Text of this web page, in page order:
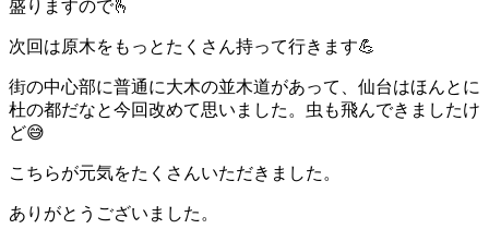
盛りますので🫰
次回は原木をもっとたくさん持って行きます💪
街の中心部に普通に大木の並木道があって、仙台はほんとに
杜の都だなと今回改めて思いました。虫も飛んできましたけ
ど😅
こちらが元気をたくさんいただきました。
ありがとうございました。